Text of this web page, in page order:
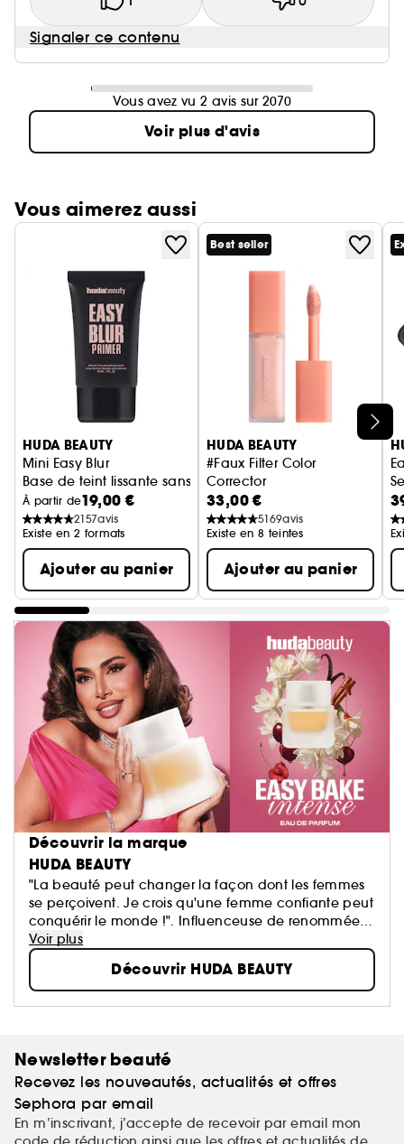
Signaler ce contenu
Vous avez vu 2 avis sur 2070
Voir plus d'avis
Vous aimerez aussi
Ignorer le carrousel produits
HUDA BEAUTY
Mini Easy Blur
Base de teint lissante sans silicone
À partir de19,00 €
2157avis
Existe en 2 formats
Ajouter au panier
Best seller
HUDA BEAUTY
#Faux Filter Color
Corrector
Correcteur de Teint
33,00 €
5169avis
Existe en 8 teintes
Ajouter au panier
Découvrir la marque
HUDA BEAUTY
"La beauté peut changer la façon dont les femmes
se perçoivent. Je crois qu'une femme confiante peut
conquérir le monde !". Influenceuse de renommée
mondiale basée à Dubai, Huda Kattan fonde en
2013 la marque Huda Beauty. Ce qui a commencé
comme une passion est aujourd'hui devenu un
succès international...
Voir plus
Découvrir HUDA BEAUTY
Newsletter beauté
Recevez les nouveautés, actualités et offres
Sephora par email
En m’inscrivant, j’accepte de recevoir par email mon